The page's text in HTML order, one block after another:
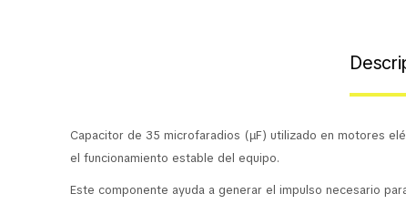
Capacitor de 35 microfaradios (µF) utilizado en motores
el funcionamiento estable del equipo.
Este componente ayuda a generar el impulso necesario